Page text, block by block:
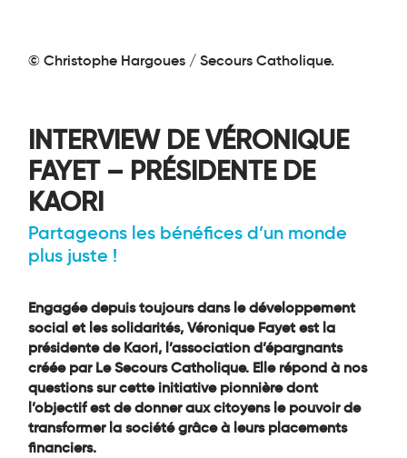
© Christophe Hargoues / Secours Catholique.
INTERVIEW DE VÉRONIQUE
FAYET – PRÉSIDENTE DE
KAORI
Partageons les bénéfices d’un monde
plus juste !
Engagée depuis toujours dans le développement
social et les solidarités, Véronique Fayet est la
présidente de Kaori, l’association d’épargnants
créée par Le Secours Catholique. Elle répond à nos
questions sur cette initiative pionnière dont
l’objectif est de donner aux citoyens le pouvoir de
transformer la société grâce à leurs placements
financiers.